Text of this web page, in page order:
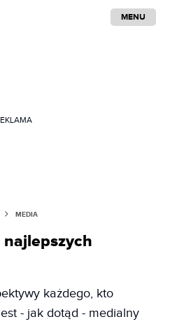
MENU
MEDIA
najlepszych
każdego, kto
- jak dotąd - medialny